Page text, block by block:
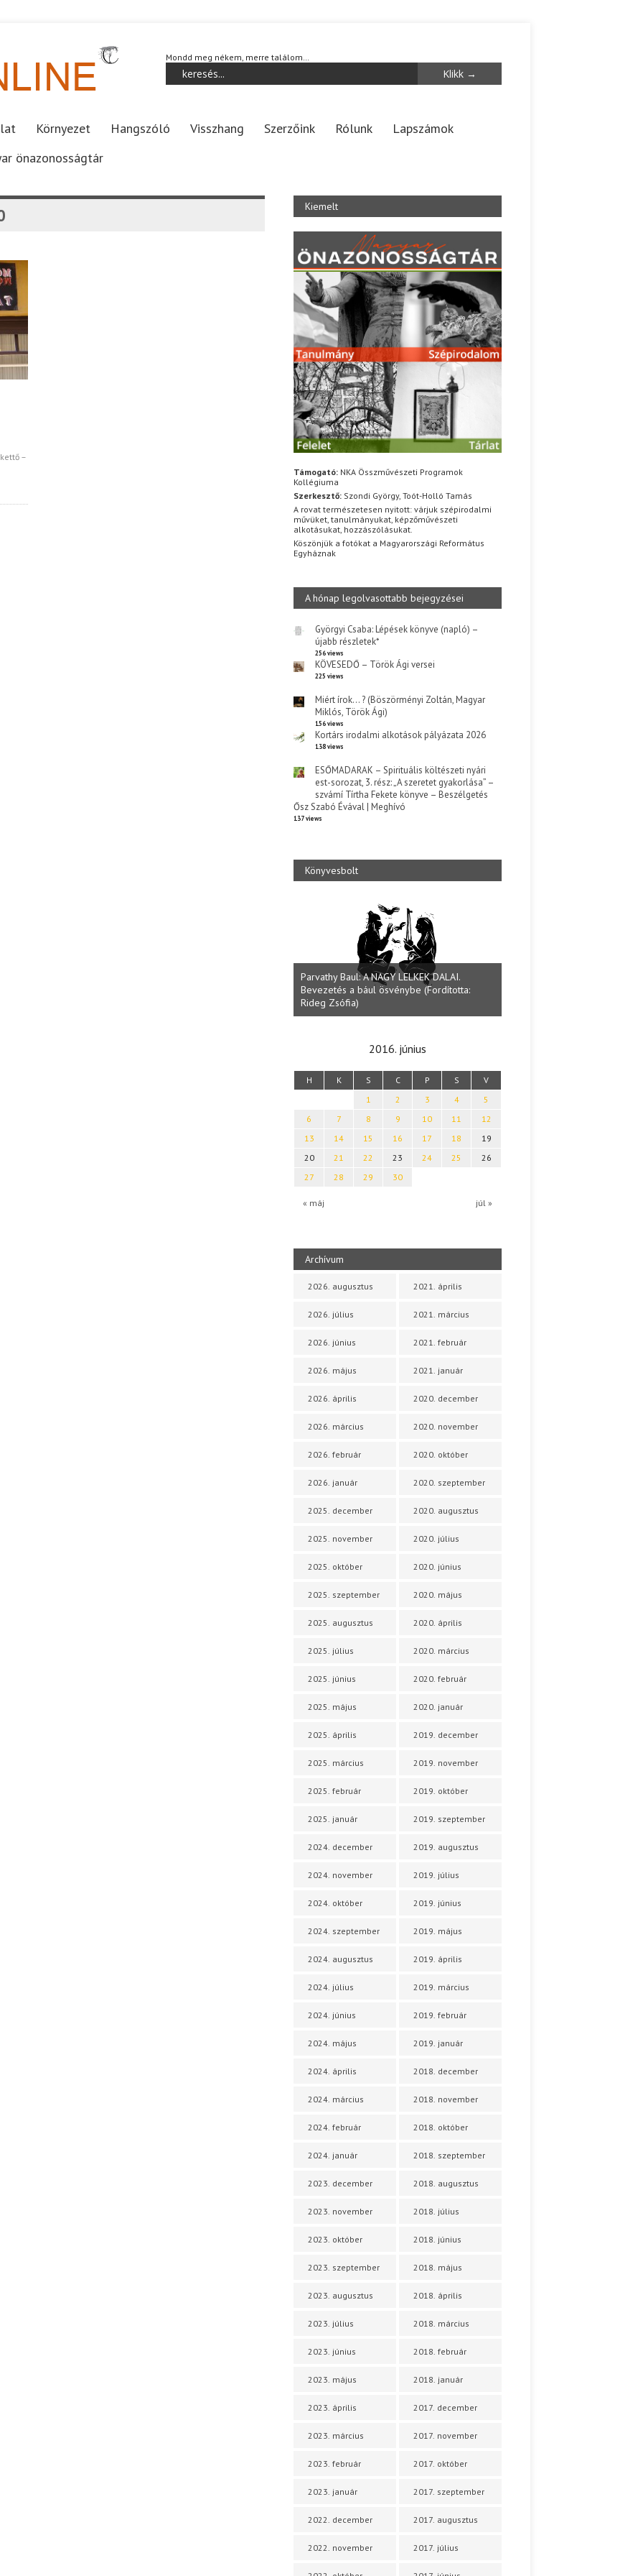
Mondd meg nékem, merre találom…
Környezet Hangszóló Visszhang Szerzőink Rólunk
Lapszámok
önazonosságtár
–
Kiemelt
Támogató: NKA Összművészeti Programok
Kollégiuma
Szerkesztő: Szondi György, Toót-Holló Tamás
A rovat természetesen nyitott: várjuk szépirodalmi
művüket, tanulmányukat, képzőművészeti
alkotásukat, hozzászólásukat.
Köszönjük a fotókat a Magyarországi Református
Egyháznak
A hónap legolvasottabb bejegyzései
Györgyi Csaba: Lépések könyve (napló) –
újabb részletek*
256 views
KÖVESEDŐ – Török Ági versei
225 views
Miért írok… ? (Böszörményi Zoltán, Magyar
Miklós, Török Ági)
156 views
Kortárs irodalmi alkotások pályázata 2026
138 views
ESŐMADARAK – Spirituális költészeti nyári
est-sorozat, 3. rész: „A szeretet gyakorlása” –
szvámí Tírtha Fekete könyve – Beszélgetés
Ősz Szabó Évával | Meghívó
137 views
Könyvesbolt
Parvathy Baul: A NAGY LELKEK DALAI.
Bevezetés a bául ösvénybe (Fordította:
Rideg Zsófia)
2016. június
H K S C P S V
« máj júl »
1 2 3 4
5
6
7 8 9 10 11
12
13
14 15 16 17 18
19
20
21 22 23 24 25
26
27
28 29 30
Archívum
2026. augusztus
2026. július
2026. június
2026. május
2026. április
2026. március
2026. február
2026. január
2025. december
2025. november
2025. október
2025. szeptember
2025. augusztus
2025. július
2025. június
2025. május
2025. április
2025. március
2025. február
2025. január
2024. december
2024. november
2024. október
2024. szeptember
2024. augusztus
2024. július
2024. június
2024. május
2024. április
2024. március
2024. február
2024. január
2023. december
2023. november
2023. október
2023. szeptember
2023. augusztus
2023. július
2023. június
2023. május
2023. április
2023. március
2023. február
2023. január
2022. december
2022. november
2021. április
2021. március
2021. február
2021. január
2020. december
2020. november
2020. október
2020. szeptember
2020. augusztus
2020. július
2020. június
2020. május
2020. április
2020. március
2020. február
2020. január
2019. december
2019. november
2019. október
2019. szeptember
2019. augusztus
2019. július
2019. június
2019. május
2019. április
2019. március
2019. február
2019. január
2018. december
2018. november
2018. október
2018. szeptember
2018. augusztus
2018. július
2018. június
2018. május
2018. április
2018. március
2018. február
2018. január
2017. december
2017. november
2017. október
2017. szeptember
2017. augusztus
2017. július